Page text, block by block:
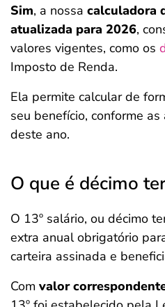
Sim, a nossa calculadora
atualizada para 2026,
valores vigentes, como os
Imposto de Renda.
Ela permite calcular de
seu benefício, conforme
deste ano.
O que é décimo
O 13º salário, ou décimo
extra anual obrigatório
carteira assinada e
Com valor